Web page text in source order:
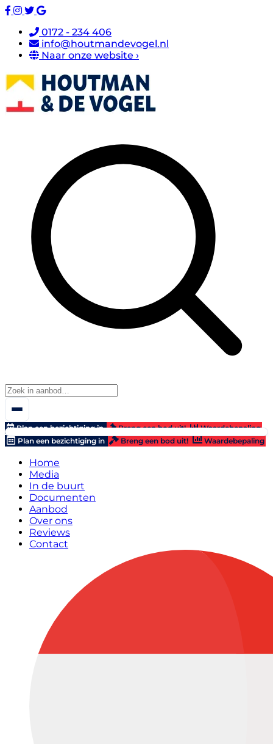
0172 - 234 406
info@houtmandevogel.nl
Naar onze website ›
Plan een bezichtiging in Breng een bod uit!
Waardebepaling
Plan een bezichtiging in
Breng een bod uit! Waardebepaling
Home
Media
In de buurt
Documenten
Aanbod
Over ons
Reviews
Contact